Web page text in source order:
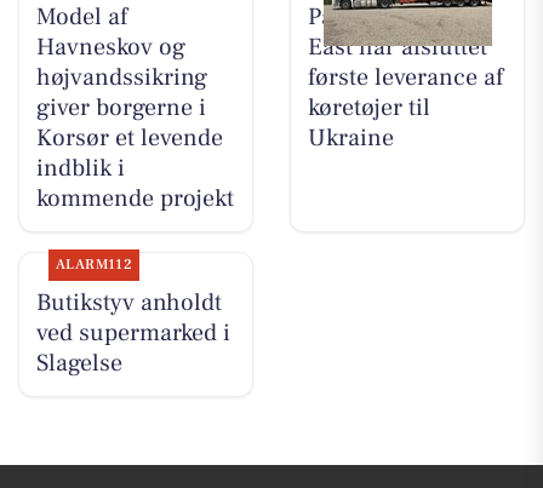
Model af
Havneskov og
højvandssikring
giver borgerne i
Korsør et levende
indblik i
kommende projekt
PanzerMuseum
East har afsluttet
første leverance af
køretøjer til
Ukraine
ALARM112
Butikstyv anholdt
ved supermarked i
Slagelse